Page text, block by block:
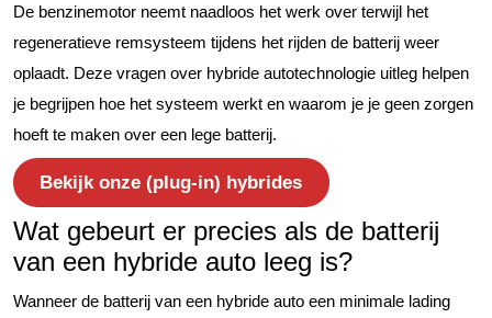
De benzinemotor neemt naadloos het werk over terwijl het
regeneratieve remsysteem tijdens het rijden de batterij weer
oplaadt. Deze vragen over hybride autotechnologie uitleg helpen
je begrijpen hoe het systeem werkt en waarom je je geen zorgen
hoeft te maken over een lege batterij.
Bekijk onze (plug-in) hybrides
Wat gebeurt er precies als de batterij
van een hybride auto leeg is?
Wanneer de batterij van een hybride auto een minimale lading